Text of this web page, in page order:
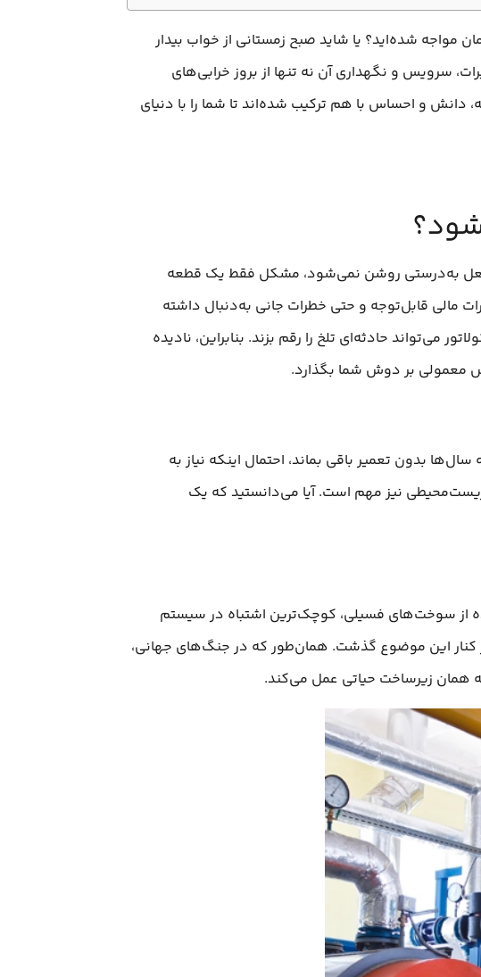
مواجه شده‌اید؟ یا شاید صبح زمستانی از خواب بیدار
سرویس و نگهداری آن نه تنها از بروز خرابی‌های
دانش و احساس با هم ترکیب شده‌اند تا شما را با دنیای
شود؟
مشعل به‌درستی روشن نمی‌شود، مشکل فقط یک قطعه
قابل‌توجه و حتی خطرات جانی به‌دنبال داشته
می‌تواند حادثه‌ای تلخ را رقم بزند. بنابراین، نادیده
معمولی بر دوش شما بگذارد.
بدون تعمیر باقی بماند، احتمال اینکه نیاز به
زیست‌محیطی نیز مهم است. آیا می‌دانستید که یک
از سوخت‌های فسیلی، کوچک‌ترین اشتباه در سیستم
از کنار این موضوع گذشت. همان‌طور که در جنگ‌های جهانی،
همان زیرساخت حیاتی عمل می‌کند.